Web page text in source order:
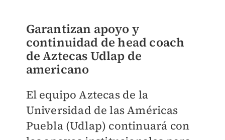
Garantizan apoyo y
continuidad de head coach
de Aztecas Udlap de
americano
El equipo Aztecas de la
Universidad de las Américas
Puebla (Udlap) continuará con